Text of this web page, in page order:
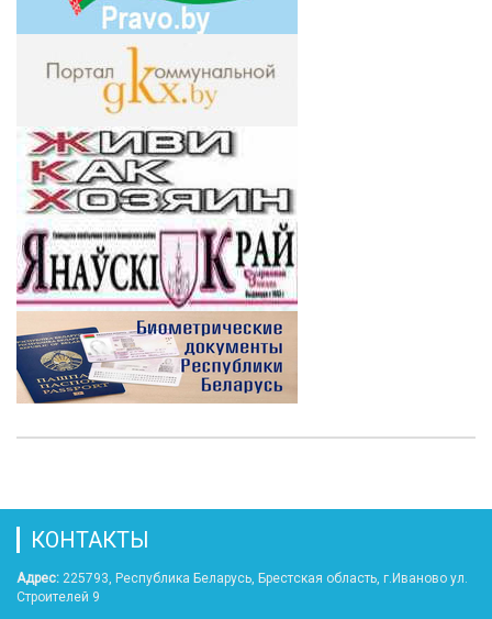
КОНТАКТЫ
Адрес: 225793, Республика Беларусь, Брестская область, г.Иваново ул.
Строителей 9